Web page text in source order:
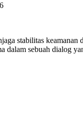
stabilitas keamanan
dalam sebuah dialog